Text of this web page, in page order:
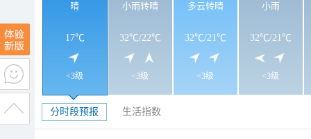
晴
17℃
<3级
小雨转晴
32℃/22℃
<3级
多云转晴
32℃/21℃
<3级
小雨
32℃/21℃
<3级
分时段预报 生活指数